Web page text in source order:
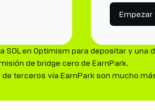
Empezar
en Optimism para depositar y
de bridge cero de EarnPark.
terceros vía EarnPark son mucho